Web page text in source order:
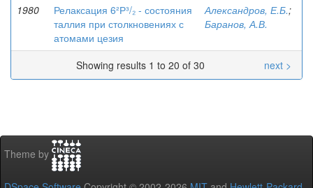
1980
Релаксация 6²Р³/₂ - состояния
таллия при столкновениях с
атомами цезия
Александров, Е.Б.;
Баранов, А.В.
Showing results 1 to 20 of 30 next >
Theme by